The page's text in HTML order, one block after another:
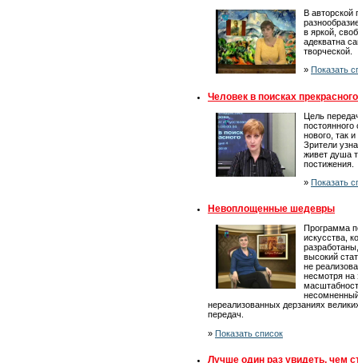
В авторской
в яркой,
адекватна
творческой.
» Показать
Человек в поисках прекрасного
Цель
нового, так
Зрители
живет душа
постижения.
» Показать
Невоплощенные шедевры
Программа
искусства,
высокий
не
несмотря на
нереализованных дерзаниях
передач.
» Показать список
Лучше один раз увидеть, чем